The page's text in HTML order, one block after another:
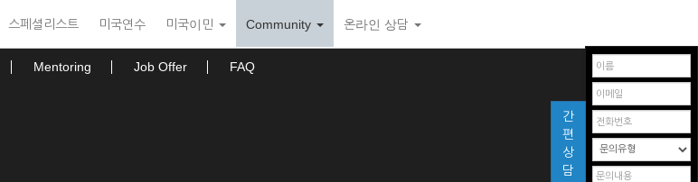
스페셜리스트 미국연수 미국이민 Community 온라인 상담
Mentoring Job Offer FAQ
간
편
상
담